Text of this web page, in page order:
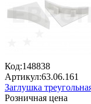
Код:148838
Артикул:63.06.161
Заглушка
Розничная цена